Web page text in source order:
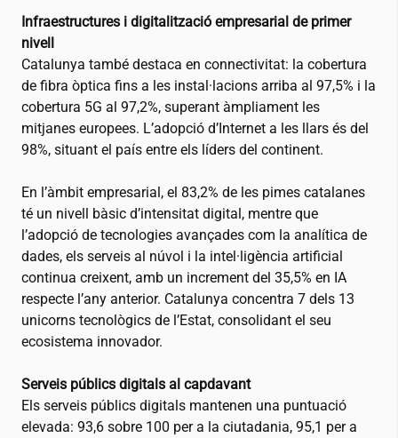
Infraestructures i digitalització empresarial de primer
nivell
Catalunya també destaca en connectivitat: la cobertura
de fibra òptica fins a les instal·lacions arriba al 97,5% i la
cobertura 5G al 97,2%, superant àmpliament les
mitjanes europees. L’adopció d’Internet a les llars és del
98%, situant el país entre els líders del continent.
En l’àmbit empresarial, el 83,2% de les pimes catalanes
té un nivell bàsic d’intensitat digital, mentre que
l’adopció de tecnologies avançades com la analítica de
dades, els serveis al núvol i la intel·ligència artificial
continua creixent, amb un increment del 35,5% en IA
respecte l’any anterior. Catalunya concentra 7 dels 13
unicorns tecnològics de l’Estat, consolidant el seu
ecosistema innovador.
Serveis públics digitals al capdavant
Els serveis públics digitals mantenen una puntuació
elevada: 93,6 sobre 100 per a la ciutadania, 95,1 per a